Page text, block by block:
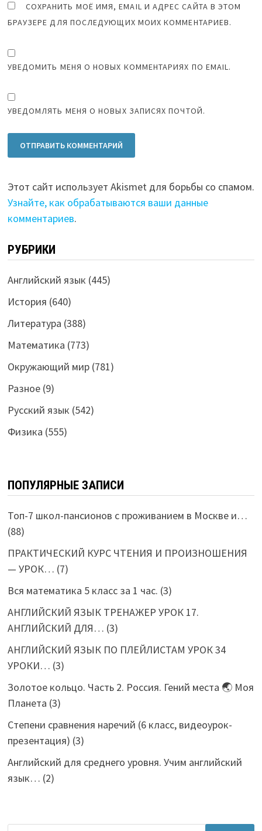
СОХРАНИТЬ МОЁ ИМЯ, EMAIL И АДРЕС САЙТА В ЭТОМ
БРАУЗЕРЕ ДЛЯ ПОСЛЕДУЮЩИХ МОИХ КОММЕНТАРИЕВ.
УВЕДОМИТЬ МЕНЯ О НОВЫХ КОММЕНТАРИЯХ ПО EMAIL.
УВЕДОМЛЯТЬ МЕНЯ О НОВЫХ ЗАПИСЯХ ПОЧТОЙ.
Этот сайт использует Akismet для борьбы со спамом.
Узнайте, как обрабатываются ваши данные
комментариев.
РУБРИКИ
Английский язык (445)
История (640)
Литература (388)
Математика (773)
Окружающий мир(781)
Разное(9)
Русский язык (542)
Физика (555)
ПОПУЛЯРНЫЕ ЗАПИСИ
Топ-7 школ-пансионов с проживанием в Москве и…
(88)
ПРАКТИЧЕСКИЙ КУРС ЧТЕНИЯ И ПРОИЗНОШЕНИЯ
— УРОК… (7)
Вся математика 5 класс за 1 час. (3)
АНГЛИЙСКИЙ ЯЗЫК ТРЕНАЖЕР УРОК 17.
АНГЛИЙСКИЙ ДЛЯ… (3)
АНГЛИЙСКИЙ ЯЗЫК ПО ПЛЕЙЛИСТАМ УРОК 34
УРОКИ… (3)
Золотое кольцо. Часть 2. Россия. Гений места 🌏 Моя
Планета (3)
Степени сравнения наречий (6 класс, видеоурок-
презентация) (3)
Английский для среднего уровня. Учим английский
язык… (2)